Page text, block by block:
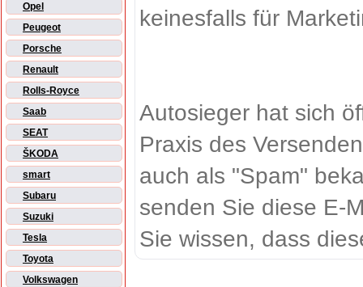
Opel
Peugeot
Porsche
Renault
Rolls-Royce
Saab
SEAT
ŠKODA
smart
Subaru
Suzuki
Tesla
Toyota
Volkswagen
keinesfalls für
Autosieger hat sich
Praxis des
auch als "Spam"
senden Sie diese E-
Sie wissen, dass